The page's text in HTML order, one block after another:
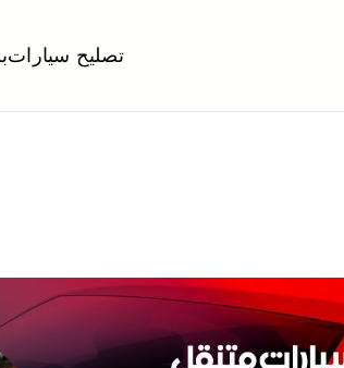
متنقل الكويت
الكويت كهرباء وبنشر تبديل تواير تواير
تصليح سيارات